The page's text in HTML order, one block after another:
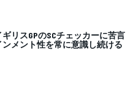
リスGPのSCチェッカーに苦言
ンメント性を常に意識し続ける